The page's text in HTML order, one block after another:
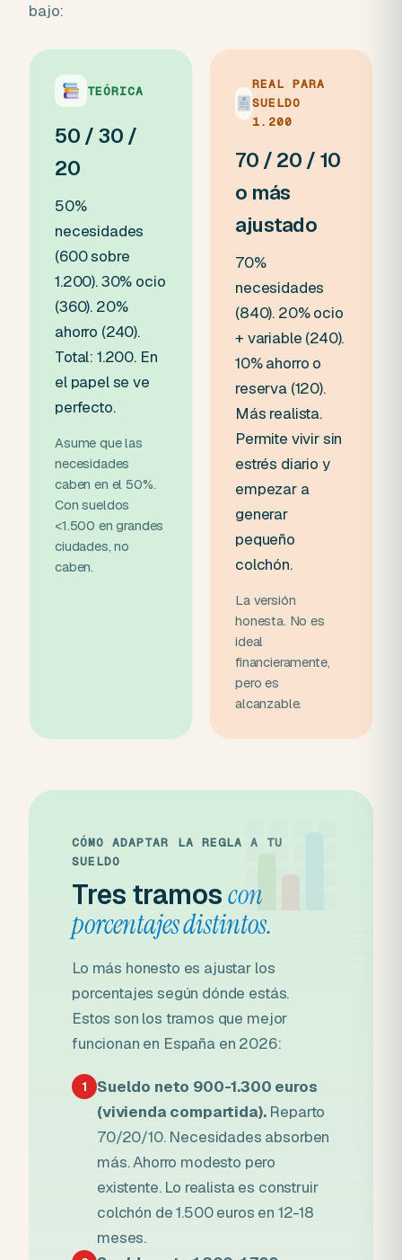
bajo:
TEÓRICA
50 / 30 /
20
50%
necesidades
(600 sobre
1.200). 30% ocio
(360). 20%
ahorro (240).
Total: 1.200. En
el papel se ve
perfecto.
Asume que las
necesidades
caben en el 50%.
Con sueldos
<1.500 en grandes
ciudades, no
caben.
REAL PARA
SUELDO
1.200
70 / 20 / 10
o más
ajustado
70%
necesidades
(840). 20% ocio
+ variable (240).
10% ahorro o
reserva (120).
Más realista.
Permite vivir sin
estrés diario y
empezar a
generar
pequeño
colchón.
La versión
honesta. No es
ideal
financieramente,
pero es
alcanzable.
CÓMO ADAPTAR LA REGLA A TU
SUELDO
Tres tramoscon
porcentajes distintos.
Lo más honesto es ajustar los
porcentajes según dónde estás.
Estos son los tramos que mejor
funcionan en España en 2026:
1
Sueldo neto 900-1.300 euros
(vivienda compartida).Reparto
70/20/10. Necesidades absorben
más. Ahorro modesto pero
existente. Lo realista es construir
colchón de 1.500 euros en 12-18
meses.